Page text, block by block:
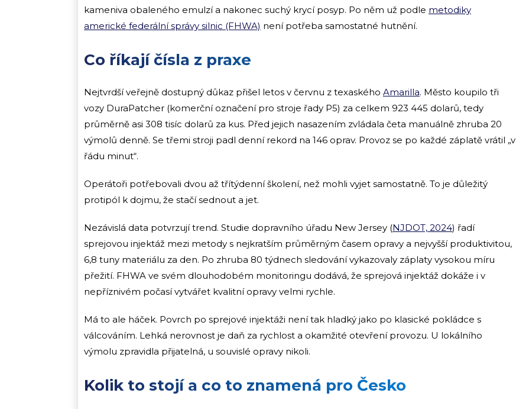
kameniva obaleného emulzí a nakonec suchý krycí posyp. Po něm už podle metodiky
americké federální správy silnic (FHWA) není potřeba samostatné hutnění.
Co říkají čísla z praxe
Nejtvrdší veřejně dostupný důkaz přišel letos v červnu z texaského Amarilla. Město koupilo tři
vozy DuraPatcher (komerční označení pro stroje řady P5) za celkem 923 445 dolarů, tedy
průměrně asi 308 tisíc dolarů za kus. Před jejich nasazením zvládala četa manuálně zhruba 20
výmolů denně. Se třemi stroji padl denní rekord na 146 oprav. Provoz se po každé záplatě vrátil „v
řádu minut“.
Operátoři potřebovali dvou až třítýdenní školení, než mohli vyjet samostatně. To je důležitý
protipól k dojmu, že stačí sednout a jet.
Nezávislá data potvrzují trend. Studie dopravního úřadu New Jersey (NJDOT, 2024) řadí
sprejovou injektáž mezi metody s nejkratším průměrným časem opravy a nejvyšší produktivitou,
6,8 tuny materiálu za den. Po zhruba 80 týdnech sledování vykazovaly záplaty vysokou míru
přežití. FHWA ve svém dlouhodobém monitoringu dodává, že sprejová injektáž dokáže i v
nepříznivém počasí vytvářet kvalitní opravy velmi rychle.
Má to ale háček. Povrch po sprejové injektáži není tak hladký jako po klasické pokládce s
válcováním. Lehká nerovnost je daň za rychlost a okamžité otevření provozu. U lokálního
výmolu zpravidla přijatelná, u souvislé opravy nikoli.
Kolik to stojí a co to znamená pro Česko